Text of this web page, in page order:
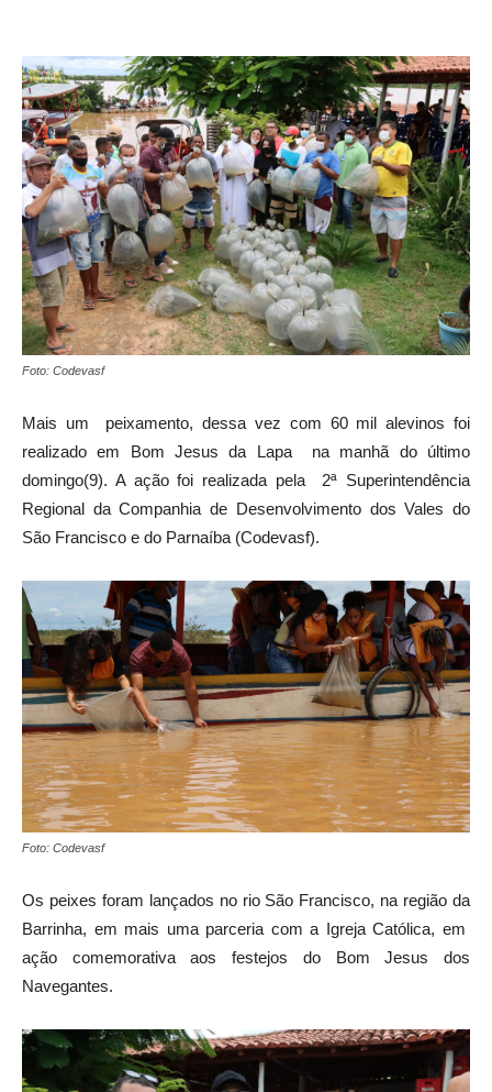
Foto: Codevasf
Mais um peixamento, dessa vez com 60 mil alevinos foi
realizado em Bom Jesus da Lapa na manhã do último
domingo(9). A ação foi realizada pela 2ª Superintendência
Regional da Companhia de Desenvolvimento dos Vales do
São Francisco e do Parnaíba (Codevasf).
Foto: Codevasf
Os peixes foram lançados no rio São Francisco, na região da
Barrinha, em mais uma parceria com a Igreja Católica, em
ação comemorativa aos festejos do Bom Jesus dos
Navegantes.